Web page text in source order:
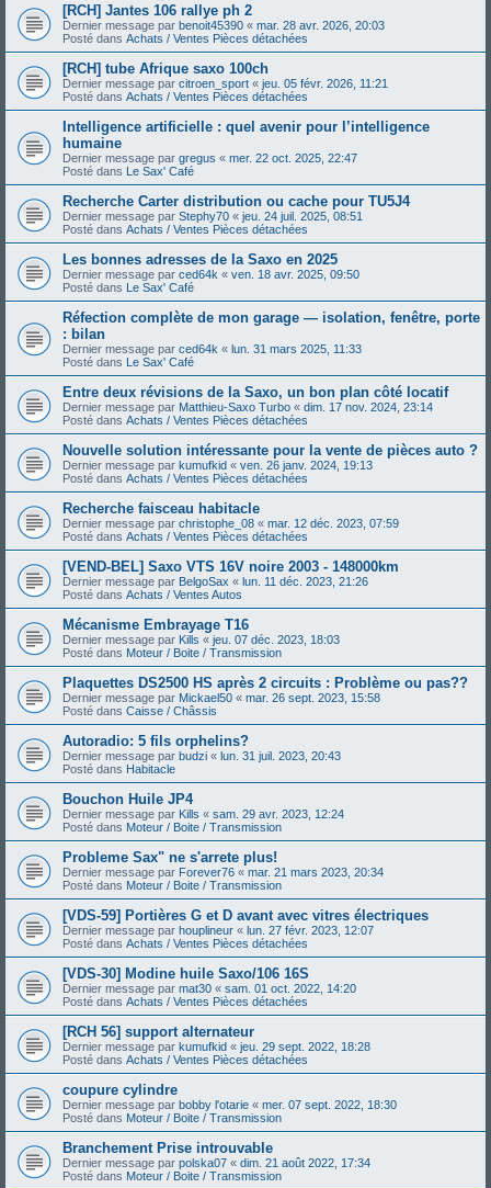
[RCH] Jantes 106 rallye ph 2
Dernier message par benoit45390 « mar. 28 avr. 2026, 20:03
Posté dans Achats / Ventes Pièces détachées
[RCH] tube Afrique saxo 100ch
Dernier message par citroen_sport « jeu. 05 févr. 2026, 11:21
Posté dans Achats / Ventes Pièces détachées
Intelligence artificielle : quel avenir pour l’intelligence
humaine
Dernier message par gregus « mer. 22 oct. 2025, 22:47
Posté dans Le Sax' Café
Recherche Carter distribution ou cache pour TU5J4
Dernier message par Stephy70 « jeu. 24 juil. 2025, 08:51
Posté dans Achats / Ventes Pièces détachées
Les bonnes adresses de la Saxo en 2025
Dernier message par ced64k « ven. 18 avr. 2025, 09:50
Posté dans Le Sax' Café
Réfection complète de mon garage — isolation, fenêtre, porte
: bilan
Dernier message par ced64k « lun. 31 mars 2025, 11:33
Posté dans Le Sax' Café
Entre deux révisions de la Saxo, un bon plan côté locatif
Dernier message par Matthieu-Saxo Turbo « dim. 17 nov. 2024, 23:14
Posté dans Achats / Ventes Pièces détachées
Nouvelle solution intéressante pour la vente de pièces auto ?
Dernier message par kumufkid « ven. 26 janv. 2024, 19:13
Posté dans Achats / Ventes Pièces détachées
Recherche faisceau habitacle
Dernier message par christophe_08 « mar. 12 déc. 2023, 07:59
Posté dans Achats / Ventes Pièces détachées
[VEND-BEL] Saxo VTS 16V noire 2003 - 148000km
Dernier message par BelgoSax « lun. 11 déc. 2023, 21:26
Posté dans Achats / Ventes Autos
Mécanisme Embrayage T16
Dernier message par Kills « jeu. 07 déc. 2023, 18:03
Posté dans Moteur / Boite / Transmission
Plaquettes DS2500 HS après 2 circuits : Problème ou pas??
Dernier message par Mickael50 « mar. 26 sept. 2023, 15:58
Posté dans Caisse / Châssis
Autoradio: 5 fils orphelins?
Dernier message par budzi « lun. 31 juil. 2023, 20:43
Posté dans Habitacle
Bouchon Huile JP4
Dernier message par Kills « sam. 29 avr. 2023, 12:24
Posté dans Moteur / Boite / Transmission
Probleme Sax" ne s'arrete plus!
Dernier message par Forever76 « mar. 21 mars 2023, 20:34
Posté dans Moteur / Boite / Transmission
[VDS-59] Portières G et D avant avec vitres électriques
Dernier message par houplineur « lun. 27 févr. 2023, 12:07
Posté dans Achats / Ventes Pièces détachées
[VDS-30] Modine huile Saxo/106 16S
Dernier message par mat30 « sam. 01 oct. 2022, 14:20
Posté dans Achats / Ventes Pièces détachées
[RCH 56] support alternateur
Dernier message par kumufkid « jeu. 29 sept. 2022, 18:28
Posté dans Achats / Ventes Pièces détachées
coupure cylindre
Dernier message par bobby l'otarie « mer. 07 sept. 2022, 18:30
Posté dans Moteur / Boite / Transmission
Branchement Prise introuvable
Dernier message par polska07 « dim. 21 août 2022, 17:34
Posté dans Moteur / Boite / Transmission